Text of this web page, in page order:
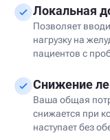
Локальная
Позволяет
нагрузку на
пациентов с
Снижение
Ваша общая
снижается при
наступает без